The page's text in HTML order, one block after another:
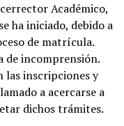
Académico,
ha iniciado, debido a
de matrícula.
de incomprensión.
las inscripciones y
a acercarse a
dichos trámites.